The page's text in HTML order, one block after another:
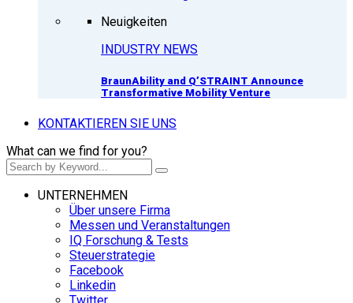
Neuigkeiten
INDUSTRY NEWS
BraunAbility and Q’STRAINT Announce
Transformative Mobility Venture
KONTAKTIEREN SIE UNS
What can we find for you?
UNTERNEHMEN
Über unsere Firma
Messen und Veranstaltungen
IQ Forschung & Tests
Steuerstrategie
Facebook
Linkedin